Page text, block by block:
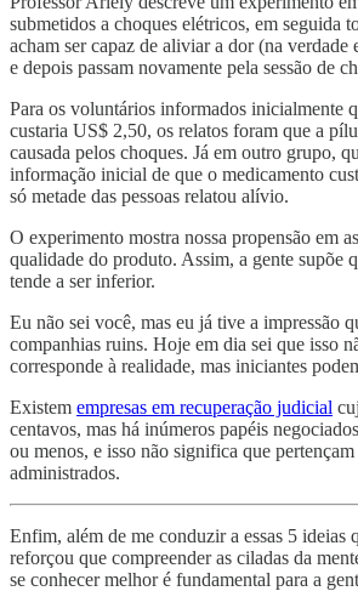
submetidos a choques elétricos, em seguida
acham ser capaz de aliviar a dor (na verdade
e depois passam novamente pela sessão de
Para os voluntários informados inicialmente
custaria US$ 2,50, os relatos foram que a
causada pelos choques. Já em outro grupo,
informação inicial de que o medicamento
só metade das pessoas relatou alívio.
O experimento mostra nossa propensão em
qualidade do produto. Assim, a gente supõe
tende a ser inferior.
Eu não sei você, mas eu já tive a impressão
companhias ruins. Hoje em dia sei que isso
corresponde à realidade, mas iniciantes
Existem empresas em recuperação judicial
centavos, mas há inúmeros papéis
ou menos, e isso não significa que
administrados.
Enfim, além de me conduzir a essas 5 ideias
reforçou que compreender as ciladas da
se conhecer melhor é fundamental para a